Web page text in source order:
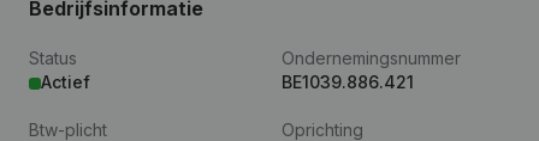
Bedrijfsinformatie
Status
Actief
Ondernemingsnummer
BE1039.886.421
Btw-plicht
Oprichting